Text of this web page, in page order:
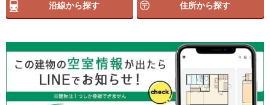
沿線から探す 住所から探す